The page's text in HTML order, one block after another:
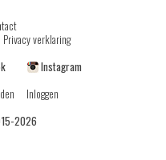
Privacy verklaring
Instagram
Inloggen
2026